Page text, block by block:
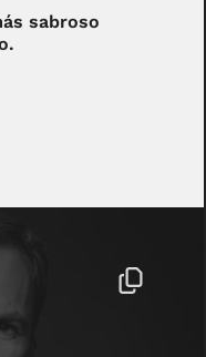
sabroso